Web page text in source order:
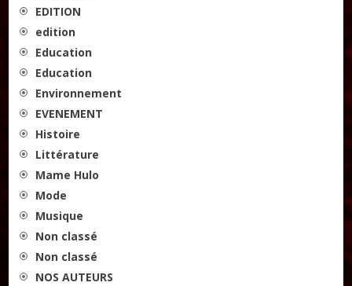
EDITION
edition
Education
Education
Environnement
EVENEMENT
Histoire
Littérature
Mame Hulo
Mode
Musique
Non classé
Non classé
NOS AUTEURS